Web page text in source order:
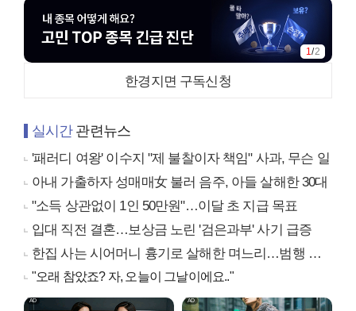
2/2
한경지면 구독신청
실시간관련뉴스
'패러디 여왕' 이수지 "제 불찰이자 책임" 사과, 무슨 일
아내 가출하자 성매매女 불러 음주, 아들 살해한 30대
"소득 상관없이 1인 50만원"…이달 초 지급 목표
입대 직전 결혼…보상금 노린 '검은과부' 사기 급증
한집 사는 시어머니 흉기로 살해한 며느리…범행 동기는
"오래 참았죠? 자, 오늘이 그날이에요.."